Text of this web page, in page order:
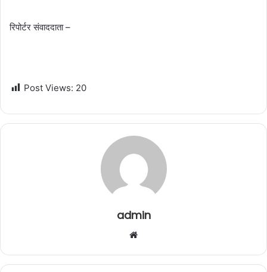
रिपोर्टर संवाददाता –
Post Views: 20
admin
b